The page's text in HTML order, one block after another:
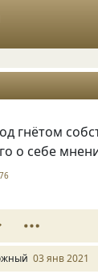
гнётом
о себе
03 янв 2021